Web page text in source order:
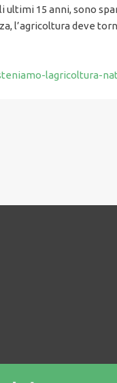
ultimi 15 anni, sono
l’agricoltura deve
lagricoltura-